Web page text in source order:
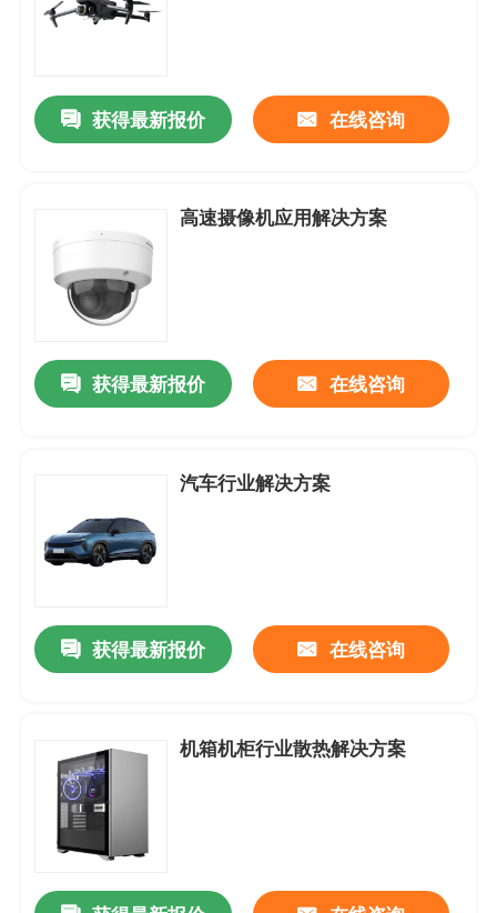
首页
联系我们
应用案例
DC-直流轴流风扇
DC-直流鼓风机
无框架-支架风扇
DC-直流横流风扇
获得最新报价 在线咨询
高速摄像机应用解决方案
获得最新报价 在线咨询
汽车行业解决方案
获得最新报价 在线咨询
机箱机柜行业散热解决方案